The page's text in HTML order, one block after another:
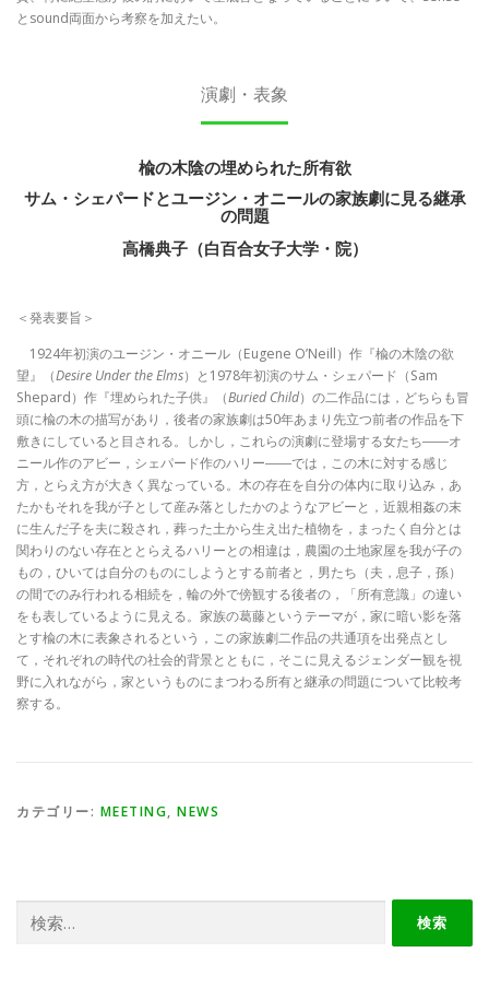
とsound両面から考察を加えたい。
演劇・表象
楡の木陰の埋められた所有欲
サム・シェパードとユージン・オニールの家族劇に見る継承
の問題
高橋典子（白百合女子大学・院）
＜発表要旨＞
1924年初演のユージン・オニール（Eugene O’Neill）作『楡の木陰の欲
望』（Desire Under the Elms）と1978年初演のサム・シェパード（Sam
Shepard）作『埋められた子供』（Buried Child）の二作品には，どちらも冒
頭に楡の木の描写があり，後者の家族劇は50年あまり先立つ前者の作品を下
敷きにしていると目される。しかし，これらの演劇に登場する女たち――オ
ニール作のアビー，シェパード作のハリー――では，この木に対する感じ
方，とらえ方が大きく異なっている。木の存在を自分の体内に取り込み，あ
たかもそれを我が子として産み落としたかのようなアビーと，近親相姦の末
に生んだ子を夫に殺され，葬った土から生え出た植物を，まったく自分とは
関わりのない存在ととらえるハリーとの相違は，農園の土地家屋を我が子の
もの，ひいては自分のものにしようとする前者と，男たち（夫，息子，孫）
の間でのみ行われる相続を，輪の外で傍観する後者の，「所有意識」の違い
をも表しているように見える。家族の葛藤というテーマが，家に暗い影を落
とす楡の木に表象されるという，この家族劇二作品の共通項を出発点とし
て，それぞれの時代の社会的背景とともに，そこに見えるジェンダー観を視
野に入れながら，家というものにまつわる所有と継承の問題について比較考
察する。
カテゴリー: MEETING, NEWS
索: